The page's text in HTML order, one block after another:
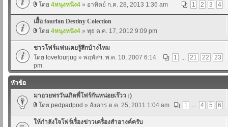
1
2 3 4
โดย 4หนุงหนิง4 » อาทิตย์ ก.ค. 28, 2013 1:36 am
เสื้อ fourfan Destiny Colection
โดย 4หนุงหนิง4 » พุธ ต.ค. 17, 2012 9:09 pm
ชาวโฟร์แฟนเคยรู้สึกบ้างไหม
1
... 21 22 23
โดย lovefourjug » พฤหัสฯ. พ.ค. 10, 2007 6:14
pm
หัวข้อ
มาอวยพรวันเกิดพี่โฟร์กันหน่อยเร๊วว :)
1
... 4 5 6
โดย pedpadpod » อังคาร ต.ค. 25, 2011 1:04 am
ให้กำลังใจโฟร์เรื่องข่าวเครื่องสำอางค์ครับ